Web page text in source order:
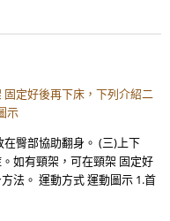
定好後再下床，下列介紹二
示
臀部協助翻身。 (三)上下
如有頸架，可在頸架 固定好
法。 運動方式 運動圖示 1.首